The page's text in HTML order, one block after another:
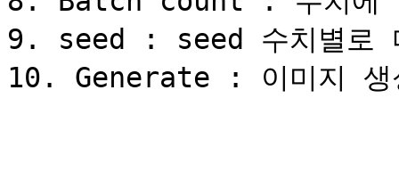
9. seed : seed 수치별로